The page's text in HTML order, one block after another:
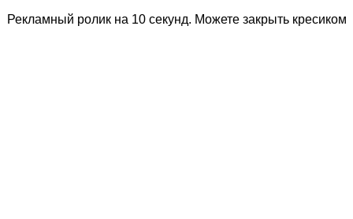
Рекламный ролик на 10 секунд. Можете закрыть кресиком